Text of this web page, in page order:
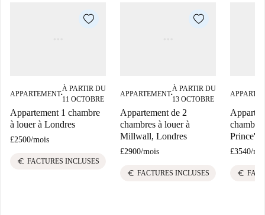
APPARTEMENT■
À PARTIR DU
11 OCTOBRE
Appartement 1 chambre
à louer à Londres
£2500/mois
euro FACTURES INCLUSES
APPARTEMENT■
À PARTIR DU
13 OCTOBRE
Appartement de 2
chambres à louer à
Millwall, Londres
£2900/mois
euro FACTURES INCLUSES
Prince's,
£3540/
euro